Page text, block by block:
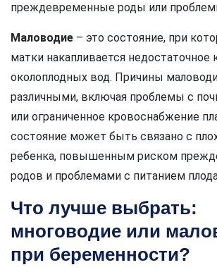
преждевременные роды или
Маловодие – это состояние, при
матки накапливается недостаточное
околоплодных вод. Причины
различными, включая проблемы с
или ограниченное кровоснабжение
состояние может быть связано с
ребенка, повышенным риском
родов и проблемами с питанием
Что лучше выбрать:
многоводие или
при беременности?